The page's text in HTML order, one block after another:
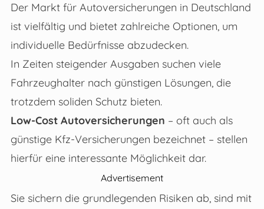
Der Markt für Autoversicherungen in Deutschland
ist vielfältig und bietet zahlreiche Optionen, um
individuelle Bedürfnisse abzudecken.
In Zeiten steigender Ausgaben suchen viele
Fahrzeughalter nach günstigen Lösungen, die
trotzdem soliden Schutz bieten.
Low-Cost Autoversicherungen – oft auch als
günstige Kfz-Versicherungen bezeichnet – stellen
hierfür eine interessante Möglichkeit dar.
Advertisement
Sie sichern die grundlegenden Risiken ab, sind mit